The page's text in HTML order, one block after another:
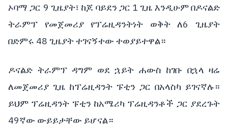
ኦባማ ጋር 9 ጊዜያት፣ ከጆ ባይደን ጋር 1 ጊዜ እንዲሁም በዶናልድ
ትራምፕ የመጀመሪያ የፕሬዚዳንትነት ወቅት ለ6 ጊዜያት
በድምሩ 48 ጊዜያት ተገናኝተው ተወያይተዋል።
ዶናልድ ትራምፕ ዳግም ወደ ኋይት ሐውስ ከገቡ በኋላ ዛሬ
ለመጀመሪያ ጊዜ ከፕሬዚዳንት ፑቲን ጋር በአላስካ ይገናኛሉ።
ይህም ፕሬዚዳንት ፑቲን ከአሜሪካ ፕሬዚዳንቶች ጋር ያደረጉት
49ኛው ውይይታቸው ይሆናል።